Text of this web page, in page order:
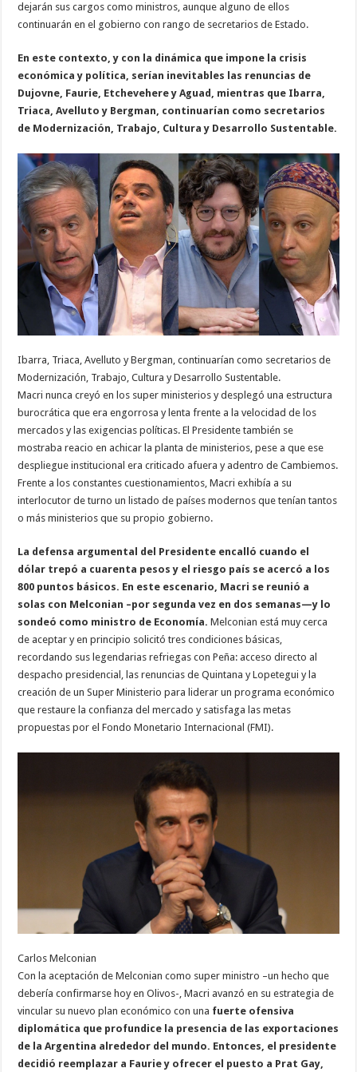
dejarán sus cargos como ministros, aunque alguno de ellos
continuarán en el gobierno con rango de secretarios de Estado.
En este contexto, y con la dinámica que impone la crisis
económica y política, serían inevitables las renuncias de
Dujovne, Faurie, Etchevehere y Aguad, mientras que Ibarra,
Triaca, Avelluto y Bergman, continuarían como secretarios
de Modernización, Trabajo, Cultura y Desarrollo Sustentable.
Ibarra, Triaca, Avelluto y Bergman, continuarían como secretarios de
Modernización, Trabajo, Cultura y Desarrollo Sustentable.
Macri nunca creyó en los super ministerios y desplegó una estructura
burocrática que era engorrosa y lenta frente a la velocidad de los
mercados y las exigencias políticas. El Presidente también se
mostraba reacio en achicar la planta de ministerios, pese a que ese
despliegue institucional era criticado afuera y adentro de Cambiemos.
Frente a los constantes cuestionamientos, Macri exhibía a su
interlocutor de turno un listado de países modernos que tenían tantos
o más ministerios que su propio gobierno.
La defensa argumental del Presidente encalló cuando el
dólar trepó a cuarenta pesos y el riesgo país se acercó a los
800 puntos básicos. En este escenario, Macri se reunió a
solas con Melconian –por segunda vez en dos semanas—y lo
sondeó como ministro de Economía. Melconian está muy cerca
de aceptar y en principio solicitó tres condiciones básicas,
recordando sus legendarias refriegas con Peña: acceso directo al
despacho presidencial, las renuncias de Quintana y Lopetegui y la
creación de un Super Ministerio para liderar un programa económico
que restaure la confianza del mercado y satisfaga las metas
propuestas por el Fondo Monetario Internacional (FMI).
Carlos Melconian
Con la aceptación de Melconian como super ministro –un hecho que
debería confirmarse hoy en Olivos-, Macri avanzó en su estrategia de
vincular su nuevo plan económico con una fuerte ofensiva
diplomática que profundice la presencia de las exportaciones
de la Argentina alrededor del mundo. Entonces, el presidente
decidió reemplazar a Faurie y ofrecer el puesto a Prat Gay,